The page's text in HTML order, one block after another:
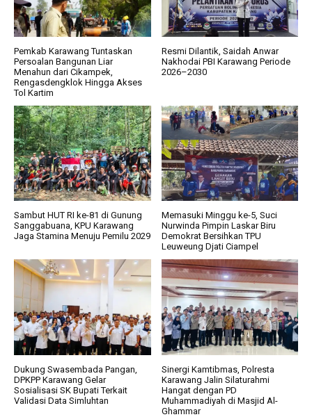
Pemkab Karawang Tuntaskan
Persoalan Bangunan Liar
Menahun dari Cikampek,
Rengasdengklok Hingga Akses
Tol Kartim
Resmi Dilantik, Saidah Anwar
Nakhodai PBI Karawang Periode
2026–2030
Sambut HUT RI ke-81 di Gunung
Sanggabuana, KPU Karawang
Jaga Stamina Menuju Pemilu 2029
Memasuki Minggu ke-5, Suci
Nurwinda Pimpin Laskar Biru
Demokrat Bersihkan TPU
Leuweung Djati Ciampel
Dukung Swasembada Pangan,
DPKPP Karawang Gelar
Sosialisasi SK Bupati Terkait
Validasi Data Simluhtan
Sinergi Kamtibmas, Polresta
Karawang Jalin Silaturahmi
Hangat dengan PD
Muhammadiyah di Masjid Al-
Ghammar